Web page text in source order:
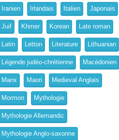
Iranien Irlandais Italien Japonais
Juif Khmer Korean Late roman
Latin Letton Literature Lithuanian
Légende judéo-chrétienne Macédonien
Manx Maori Medieval Anglais
Mormon Mythologie
Mythologie Allemandic
Mythologie Anglo-saxonne